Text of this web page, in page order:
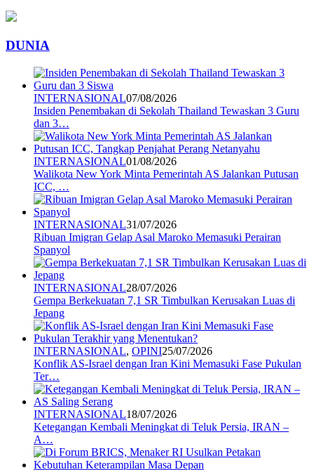
DUNIA
INTERNASIONAL07/08/2026
Insiden Penembakan di Sekolah Thailand Tewaskan 3 Guru
dan 3…
INTERNASIONAL01/08/2026
Walikota New York Minta Pemerintah AS Jalankan Putusan
ICC, …
INTERNASIONAL31/07/2026
Ribuan Imigran Gelap Asal Maroko Memasuki Perairan
Spanyol
INTERNASIONAL28/07/2026
Gempa Berkekuatan 7,1 SR Timbulkan Kerusakan Luas di
Jepang
INTERNASIONAL, OPINI25/07/2026
Konflik AS-Israel dengan Iran Kini Memasuki Fase Pukulan
Ter…
INTERNASIONAL18/07/2026
Ketegangan Kembali Meningkat di Teluk Persia, IRAN –
A…